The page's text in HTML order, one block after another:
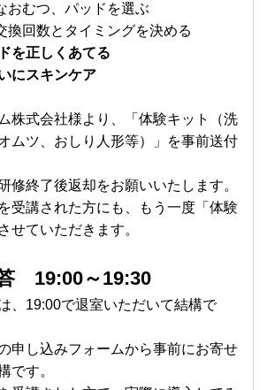
むつ、パッドを選ぶ
回数とタイミングを決める
を正しくあてる
にスキンケア
株式会社様より、「体験キット（洗
ムツ、おしり人形等）」を事前送付
修終了後返却をお願いいたします。
受講された方にも、もう一度「体験
せていただきます。
19:00～19:30
、19:00で退室いただいて結構で
申し込みフォームから事前にお寄せ
です。